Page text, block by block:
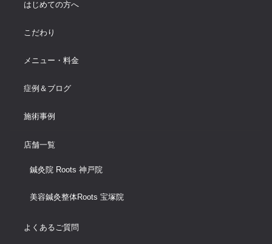
はじめての方へ
こだわり
メニュー・料金
症例＆ブログ
施術事例
店舗一覧
鍼灸院 Roots 神戸院
美容鍼灸整体Roots 宝塚院
よくあるご質問